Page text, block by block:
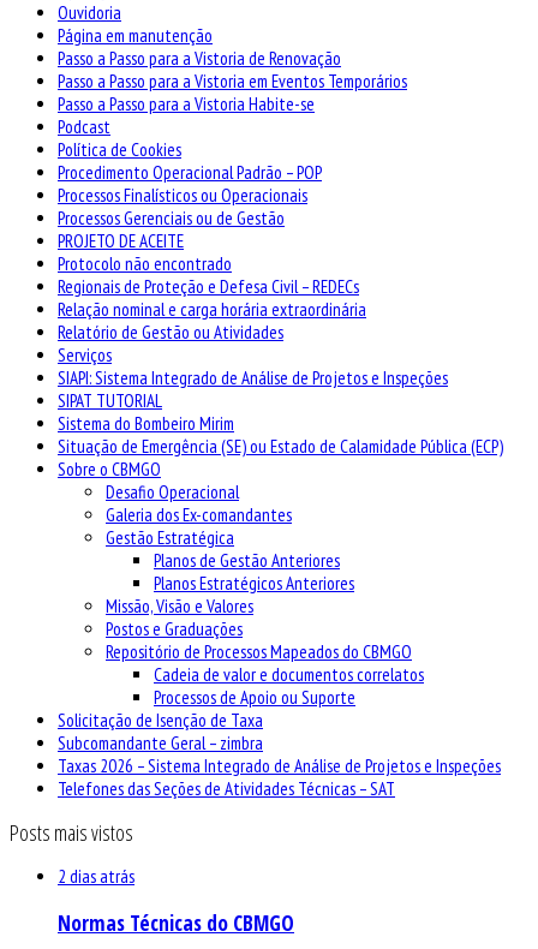
Ouvidoria
Página em manutenção
Passo a Passo para a Vistoria de Renovação
Passo a Passo para a Vistoria em Eventos Temporários
Passo a Passo para a Vistoria Habite-se
Podcast
Política de Cookies
Procedimento Operacional Padrão – POP
Processos Finalísticos ou Operacionais
Processos Gerenciais ou de Gestão
PROJETO DE ACEITE
Protocolo não encontrado
Regionais de Proteção e Defesa Civil – REDECs
Relação nominal e carga horária extraordinária
Relatório de Gestão ou Atividades
Serviços
SIAPI: Sistema Integrado de Análise de Projetos e Inspeções
SIPAT TUTORIAL
Sistema do Bombeiro Mirim
Situação de Emergência (SE) ou Estado de Calamidade Pública (ECP)
Sobre o CBMGO
Desafio Operacional
Galeria dos Ex-comandantes
Gestão Estratégica
Planos de Gestão Anteriores
Planos Estratégicos Anteriores
Missão, Visão e Valores
Postos e Graduações
Repositório de Processos Mapeados do CBMGO
Cadeia de valor e documentos correlatos
Processos de Apoio ou Suporte
Solicitação de Isenção de Taxa
Subcomandante Geral – zimbra
Taxas 2026 – Sistema Integrado de Análise de Projetos e Inspeções
Telefones das Seções de Atividades Técnicas – SAT
Posts mais vistos
2 dias atrás
Normas Técnicas do CBMGO